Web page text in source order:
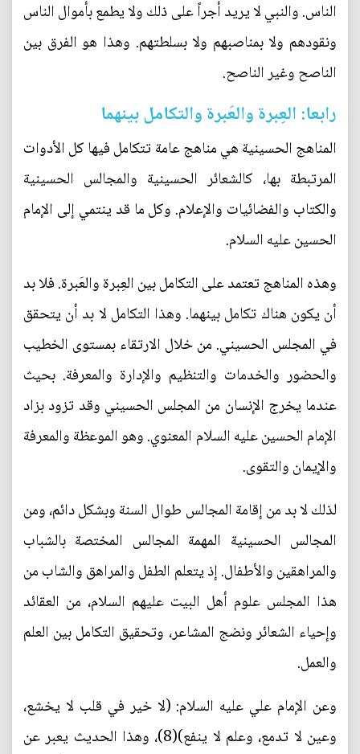
الناس. والنبي لا يريد أجراً على ذلك ولا يطمع بأموال الناس
ونقودهم ولا بمناصبهم ولا بسلطتهم. وهذا هو الفرق بين
الناصح وغير الناصح.
رابعا: العِبرة والعَبرة والتكامل بينهما
المناهج الحسينية هي مناهج عامة تتكامل فيها كل الأدوات
المرتبطة بها، كالشعائر الحسينية والمجالس الحسينية
والكتاب والفضائيات والإعلام. وكل ما قد ينتمي إلى الإمام
الحسين عليه السلام.
وهذه المناهج تعتمد على التكامل بين العِبرة والعَبرة. فلا بد
أن يكون هناك تكامل بينهما. وهذا التكامل لا بد أن يتحقق
في المجلس الحسيني. من خلال الارتقاء بمستوى الخطيب
والحضور والخدمات والتنظيم والإدارة والمعرفة. بحيث
عندما يخرج الإنسان من المجلس الحسيني وقد تزود بزاد
الإمام الحسين عليه السلام المعنوي. وهو الموعظة والمعرفة
والإيمان والتقوى.
لذلك لا بد من إقامة المجالس طوال السنة وبشكل دائم، ومن
المجالس الحسينية المهمة المجالس المختصة بالشباب
والمراهقين والأطفال. إذ يتعلم الطفل والمراهق والشاب من
هذا المجلس علوم أهل البيت عليهم السلام، من العقائد
وإحياء الشعائر ونضج المشاعر، وتحقيق التكامل بين العلم
والعمل.
وعن الإمام علي عليه السلام: (لا خير في قلب لا يخشع،
وعين لا تدمع، وعلم لا ينفع)(8)، وهذا الحديث يعبر عن